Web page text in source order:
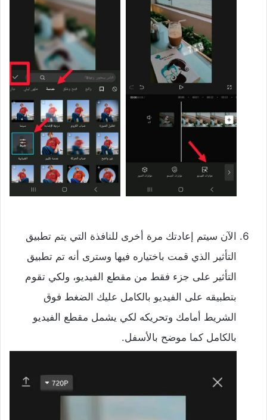
الآن سيتم إعادتك مرة أخرى للنافذة التي يتم تطبيق
التأثير الذي قمت باختياره فيها وسترى أنه تم تطبيق
التأثير على جزء فقط من مقطع الفيديو، ولكي تقوم
بتطبيقه على الفيديو بالكامل عليك الضغط فوق
الشريط أمامك وتحريكه لكي يشمل مقطع الفيديو
بالكامل كما موضح بالأسفل.